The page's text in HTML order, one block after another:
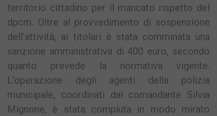
territorio cittadino per il mancato rispetto del
dpcm. Oltre al provvedimento di sospensione
dell’attività, ai titolari è stata comminata una
sanzione amministrativa di 400 euro, secondo
quanto prevede la normativa vigente.
L’operazione degli agenti della polizia
municipale, coordinati dal comandante Silvia
Mignone, è stata compiuta in modo mirato